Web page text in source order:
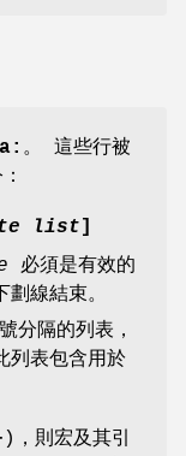
。 這些行被
list
必須是有效的
線結束。
分隔的列表，
列表包含用於
)，則宏及其引